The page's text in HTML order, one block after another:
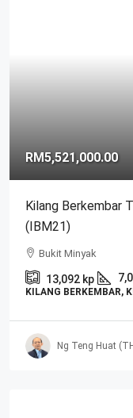
RM5,521,000.00
Kilang Berkembar
(IBM21)
Bukit Minyak
13,092 kp
KILANG BERKEMBAR,
Ng Teng Huat